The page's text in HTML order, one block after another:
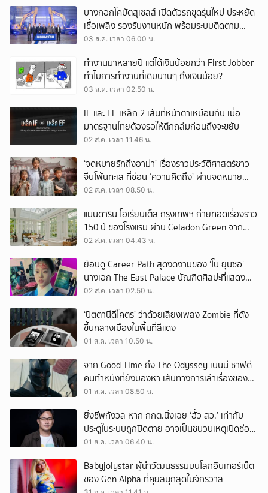
บางกอกโคมัตสุเซลส์ เปิดตัวรถขุดรุ่นใหม่ ประหยัด
เชื้อเพลิง รองรับงานหนัก พร้อมระบบติดตาม
เครื่องจักรผ่านดาวเทียม
03 ส.ค. เวลา 06.00 น.
ทำงานมาหลายปี แต่ได้เงินน้อยกว่า First Jobber
ทำไมการทำงานที่เดิมนานๆ ถึงเงินน้อย?
03 ส.ค. เวลา 02.50 น.
IF และ EF เหล็ก 2 เส้นที่หน้าตาเหมือนกัน เมื่อ
มาตรฐานไทยต้องรอให้ตึกถล่มก่อนถึงจะขยับ
02 ส.ค. เวลา 11.46 น.
‘จดหมายรักถึงอาม่า’ เรื่องราวประวัติศาสตร์ชาว
จีนโพ้นทะเล ที่ซ่อน ‘ความคิดถึง’ ผ่านจดหมาย
‘โพยก๊วน’
02 ส.ค. เวลา 08.50 น.
แมนดาริน โอเรียนเต็ล กรุงเทพฯ ถ่ายทอดเรื่องราว
150 ปี ของโรงแรม ผ่าน Celadon Green จาก
เครื่องศิลาดล
02 ส.ค. เวลา 04.43 น.
ย้อนดู Career Path สุดงดงามของ ‘โน ยุนซอ’
นางเอก The East Palace บัณฑิตศิลปะที่แสดง
เรื่องไหนก็ปัง
02 ส.ค. เวลา 02.50 น.
‘ปัตตานีดีโคตร’ ว่าด้วยเสียงเพลง Zombie ที่ดัง
ขึ้นกลางเมืองในพื้นที่สีแดง
01 ส.ค. เวลา 10.50 น.
จาก Good Time ถึง The Odyssey เบนนี ซาฟดี
คนทำหนังที่ยังมองหา เส้นทางการเล่าเรื่องของตัว
เอง
01 ส.ค. เวลา 08.50 น.
ยิ่งชีพกังวล หาก กกต.นิ่งเฉย ‘ฮั้ว สว.’ เท่ากับ
ประตูในระบบถูกปิดตาย อาจเป็นชนวนเหตุเปิดช่อง
‘ลงถนน’
01 ส.ค. เวลา 06.40 น.
Babyjolystar ผู้นำวัฒนธรรมบนโลกอินเทอร์เน็ต
ของ Gen Alpha ที่คุยสนุกสุดในจักรวาล